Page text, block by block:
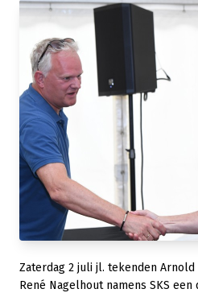
Zaterdag 2 juli jl. tekenden Arnold
René Nagelhout namens SKS een